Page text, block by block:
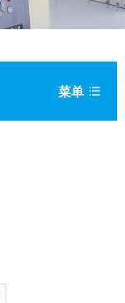
菜单 